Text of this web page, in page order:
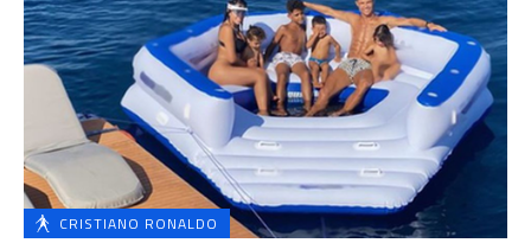
CRISTIANO RONALDO